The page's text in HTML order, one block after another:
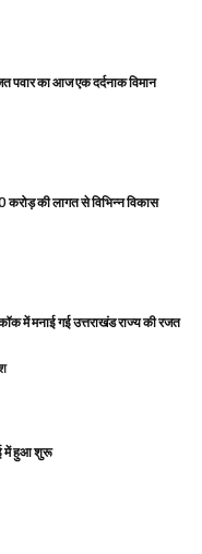
पवार का आज एक दर्दनाक विमान
करोड़ की लागत से विभिन्न विकास
में मनाई गई उत्तराखंड राज्य की रजत
में हुआ शुरू